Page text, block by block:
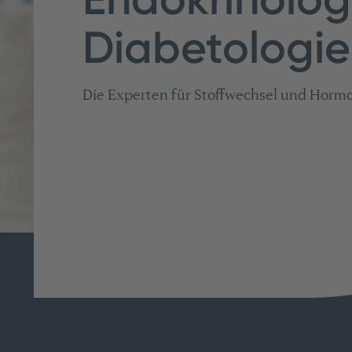
Diabetologie
Die Experten für Stoffwechsel und